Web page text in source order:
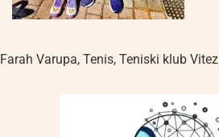
Farah Varupa, Tenis, Teniski klub Vitez